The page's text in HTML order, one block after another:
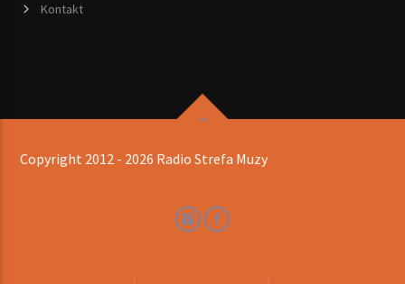
Kontakt
Copyright 2012 - 2026 Radio Strefa Muzy